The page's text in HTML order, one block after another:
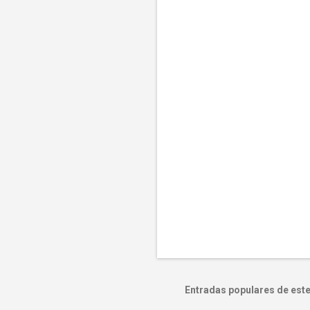
Entradas populares de